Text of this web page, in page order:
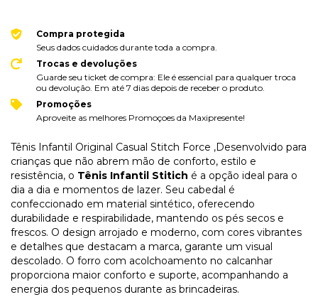
Compra protegida
Seus dados cuidados durante toda a compra.
Trocas e devoluções
Guarde seu ticket de compra: Ele é essencial para qualquer troca
ou devolução. Em até 7 dias depois de receber o produto.
Promoções
Aproveite as melhores Promoçoes da Maxipresente!
Tênis Infantil Original Casual Stitch Force ,Desenvolvido para
crianças que não abrem mão de conforto, estilo e
resistência, o Tênis Infantil Stitich é a opção ideal para o
dia a dia e momentos de lazer. Seu cabedal é
confeccionado em material sintético, oferecendo
durabilidade e respirabilidade, mantendo os pés secos e
frescos. O design arrojado e moderno, com cores vibrantes
e detalhes que destacam a marca, garante um visual
descolado. O forro com acolchoamento no calcanhar
proporciona maior conforto e suporte, acompanhando a
energia dos pequenos durante as brincadeiras.